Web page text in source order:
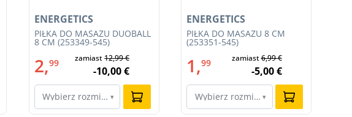
PIŁKA DO MASAŻU DUOBALL
8 CM (253349-545)
ENERGETICS
2,99 zamiast12,99 €
-10,00 €
Wybierz rozmiar…
▾
PIŁKA DO MASAŻU 8 CM
(253351-545)
ENERGETICS
1,99 zamiast6,99 €
-5,00 €
Wybierz rozmiar…
▾